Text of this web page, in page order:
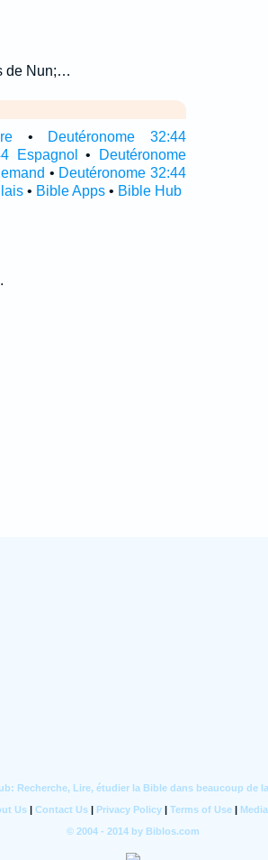
de Nun;…
•
Deutéronome 32:44
Espagnol •
Deutéronome
• Deutéronome 32:44
• Bible Apps• Bible Hub
.